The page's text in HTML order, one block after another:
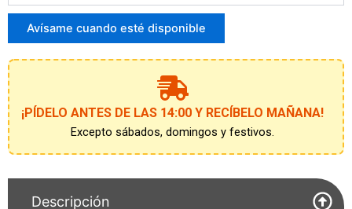
correo
para
unirte
a
la
lista
de
espera
Avísame cuando esté disponible
¡PÍDELO ANTES DE LAS 14:00 Y RECÍBELO MAÑANA!
Excepto sábados, domingos y festivos.
Descripción